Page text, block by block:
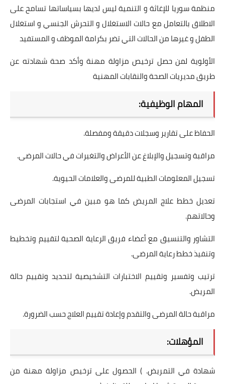
منظمة سوريا للإغاثة و التنمية ليس لديها بسياساتها تسامح على
الاطلاق بالتعامل مع حالات الاستغلال و التحرش الجنسي و استغلال
الطفل و غيرها من الحالات التي تضر بكرامة الموظف و المستفيد
الأولوية لمن حصل ترخيص مزاولة مهنة وأكد صحة شهادته عن
طريق مديريات الصحة والنقابات المهنية
المهام الوظيفية:
الحفاظ على تقارير وسجلات دقيقة ومفصلة.
مراقبة وتسجيل والإبلاغ عن الأعراض والتغيرات في حالات المرضى.
تسجيل المعلومات الطبية للمرضى والعلامات الحيوية.
تعديل خطط علاج المريض كما هو مبين في استجابات المرضى
وحالاتهم.
التشاور والتنسيق مع أعضاء فريق الرعاية الصحية لتقييم وتخطيط
وتنفيذ خطط رعاية المرضى.
ترتيب وتفسير وتقييم الاختبارات التشخيصية لتحديد وتقييم حالة
المريض.
مراقبة حالة المرضى والتقدم وإعادة تقييم العلاج حسب الضرورة.
المؤهلات:
شهادة في التمريض. ) الحصول على ترخيص مزاولة مهنة من